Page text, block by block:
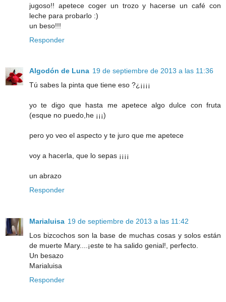
jugoso!! apetece coger un trozo y hacerse un café con
leche para probarlo :)
un beso!!!
Responder
Algodón de Luna 19 de septiembre de 2013 a las 11:36
Tú sabes la pinta que tiene eso ?¿¡¡¡¡
yo te digo que hasta me apetece algo dulce con fruta
(esque no puedo,he ¡¡¡)
pero yo veo el aspecto y te juro que me apetece
voy a hacerla, que lo sepas ¡¡¡¡
un abrazo
Responder
Marialuisa 19 de septiembre de 2013 a las 11:42
Los bizcochos son la base de muchas cosas y solos están
de muerte Mary....¡este te ha salido genial!, perfecto.
Un besazo
Marialuisa
Responder